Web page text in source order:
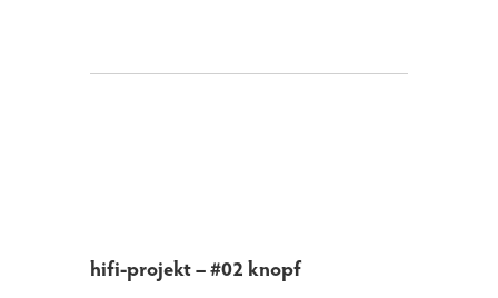
hifi-projekt – #02 knopf